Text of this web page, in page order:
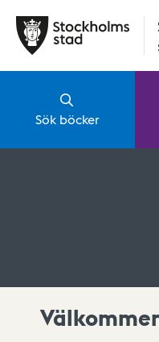
Sök böcker